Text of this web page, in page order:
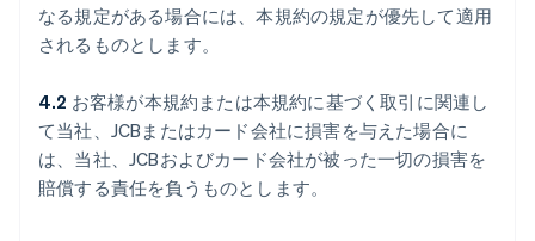
なる規定がある場合には、本規約の規定が優先して適用
されるものとします。
4.2 お客様が本規約または本規約に基づく取引に関連し
て当社、JCBまたはカード会社に損害を与えた場合に
は、当社、JCBおよびカード会社が被った一切の損害を
賠償する責任を負うものとします。